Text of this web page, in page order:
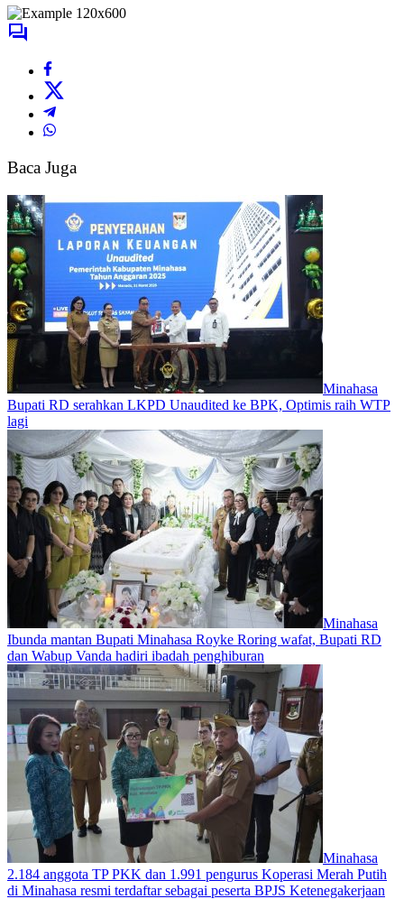
Baca Juga
Minahasa
Bupati RD serahkan LKPD Unaudited ke BPK, Optimis raih WTP
lagi
Minahasa
Ibunda mantan Bupati Minahasa Royke Roring wafat, Bupati RD
dan Wabup Vanda hadiri ibadah penghiburan
Minahasa
2.184 anggota TP PKK dan 1.991 pengurus Koperasi Merah Putih
di Minahasa resmi terdaftar sebagai peserta BPJS Ketenegakerjaan